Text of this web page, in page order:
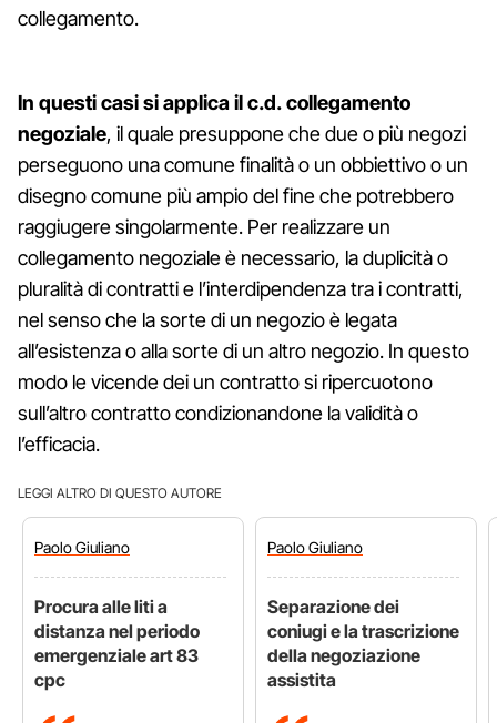
collegamento.
In questi casi si applica il c.d. collegamento
negoziale, il quale presuppone che due o più negozi
perseguono una comune finalità o un obbiettivo o un
disegno comune più ampio del fine che potrebbero
raggiugere singolarmente. Per realizzare un
collegamento negoziale è necessario, la duplicità o
pluralità di contratti e l’interdipendenza tra i contratti,
nel senso che la sorte di un negozio è legata
all’esistenza o alla sorte di un altro negozio. In questo
modo le vicende dei un contratto si ripercuotono
sull’altro contratto condizionandone la validità o
l’efficacia.
LEGGI ALTRO DI QUESTO AUTORE
PaoloGiuliano
Procura alle liti a
distanza nel periodo
emergenziale art 83
cpc
PaoloGiuliano
Separazione dei
coniugi e la trascrizione
della negoziazione
assistita